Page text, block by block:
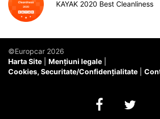
KAYAK 2020 Best Cleanliness
©Europcar 2026
Harta Site
Mențiuni legale
Cookies, Securitate/Confidențialitate